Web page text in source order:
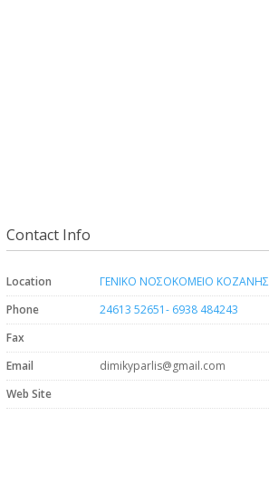
Contact Info
Location
ΓΕΝΙΚΟ ΝΟΣΟΚΟΜΕΙΟ ΚΟΖΑΝΗΣ
Phone
24613 52651- 6938 484243
Fax
Email
dimikyparlis@gmail.com
Web Site